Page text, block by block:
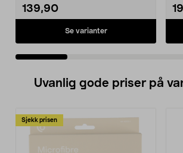
139,90
Se varianter
Uvanlig gode priser på
Sjekk prisen